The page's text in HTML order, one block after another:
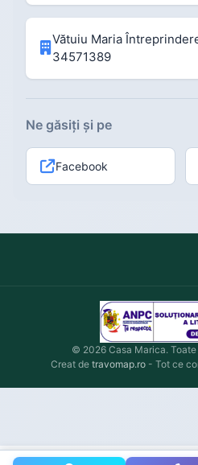
Vătuiu Maria
34571389
Ne găsiți și pe
Facebook
© 2026 Casa Marica.
Creat de travomap.ro - Tot ce